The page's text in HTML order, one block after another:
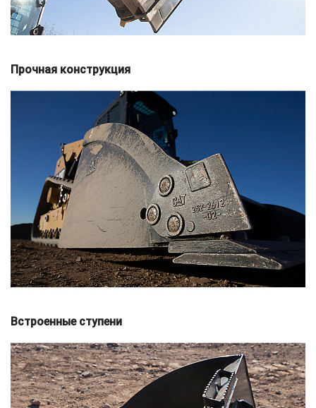
Прочная конструкция
Встроенные ступени